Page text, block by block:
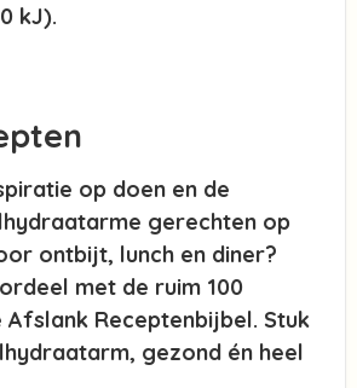
kJ).
op doen en de
gerechten op
ontbijt, lunch en diner?
met de ruim 100
Afslank Receptenbijbel. Stuk
gezond én heel